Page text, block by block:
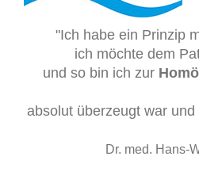
"Ich habe ein Prinzip
ich möchte dem
und so bin ich zur
absolut überzeugt war
Dr. med. Hans-